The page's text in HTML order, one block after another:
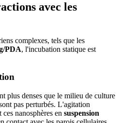
avec les
complexes, tels que les
PDA, l'incubation statique est
plus denses que le milieu de culture
pas perturbés. L'agitation
nanosphères en suspension